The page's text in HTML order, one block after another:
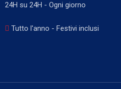
24H su 24H - Ogni giorno
Tutto l'anno - Festivi inclusi